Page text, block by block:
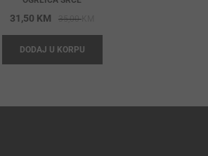
35,00
price
35,00 KM.
31,50 KM
price
31,50 KM.
DODAJ U KORPU